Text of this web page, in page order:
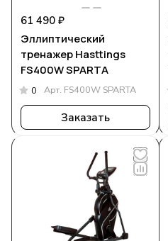
61 490 ₽
Эллиптический
тренажер Hasttings
FS400W SPARTA
0 Арт. FS400W SPARTA
Заказать